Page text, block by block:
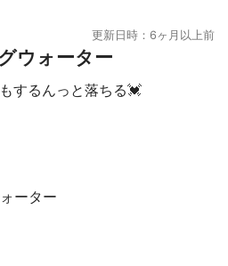
更新日時：6ヶ月以上前
ウォーター
するんっと落ちる💓
ーター